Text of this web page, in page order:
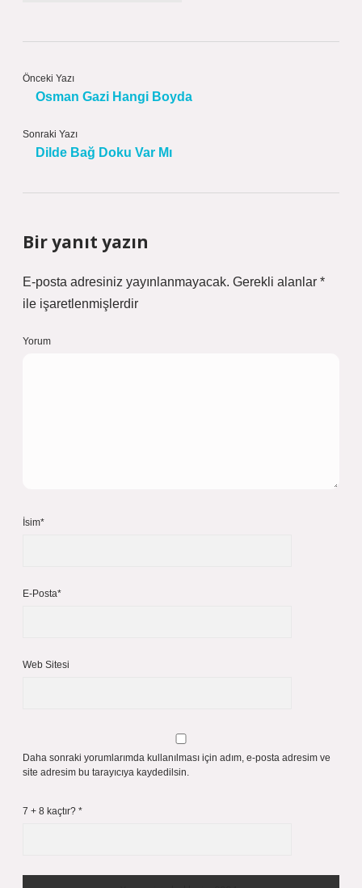
Önceki Yazı
Osman Gazi Hangi Boyda
Sonraki Yazı
Dilde Bağ Doku Var Mı
Bir yanıt yazın
E-posta adresiniz yayınlanmayacak. Gerekli alanlar *
ile işaretlenmişlerdir
Yorum
İsim*
E-Posta*
Web Sitesi
Daha sonraki yorumlarımda kullanılması için adım, e-posta adresim ve
site adresim bu tarayıcıya kaydedilsin.
7 + 8 kaçtır? *